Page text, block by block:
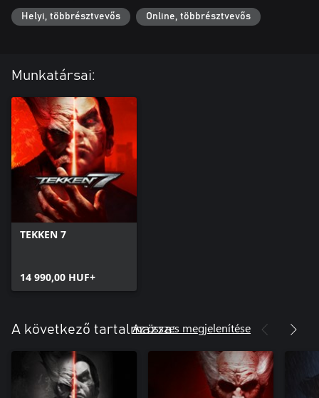
Helyi, többrésztvevős Online, többrésztvevős
Munkatársai:
TEKKEN 7
14 990,00 HUF+
A következő tartalmazza:Az összes megjelenítése